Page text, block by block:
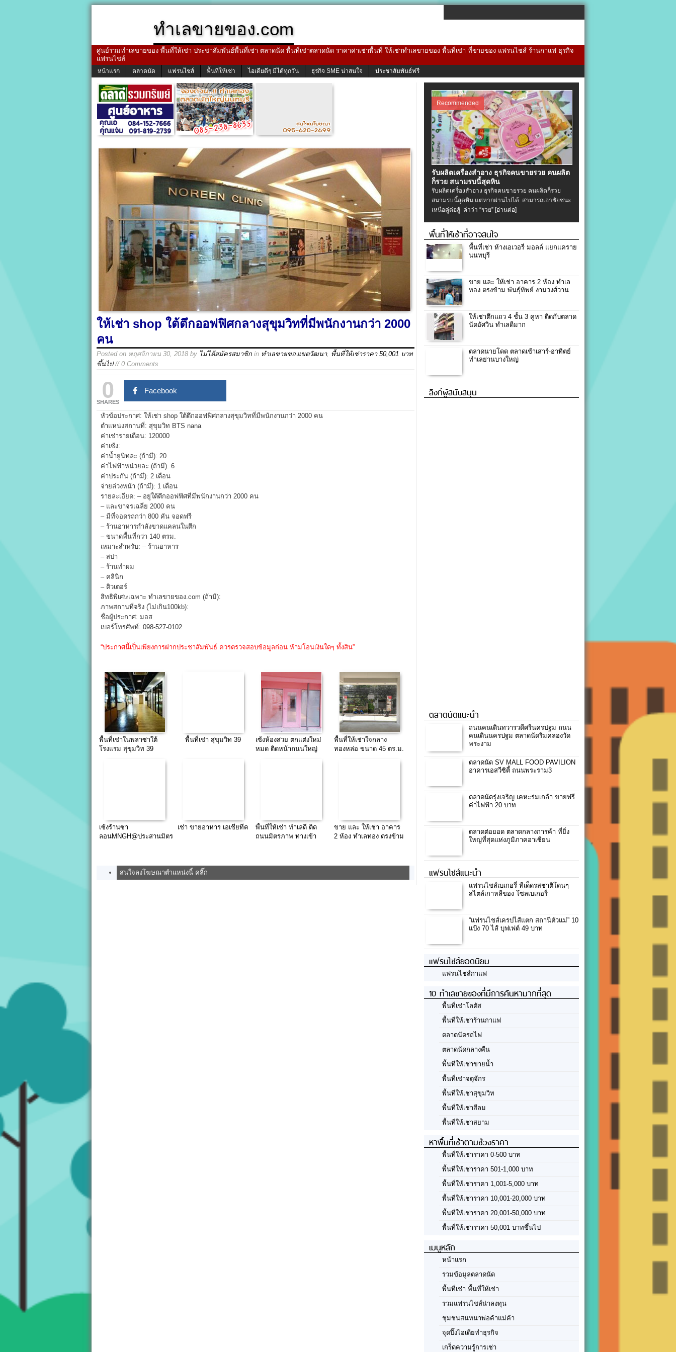
ทำเลขายของ.com
ศูนย์รวมทำเลขายของ พื้นที่ให้เช่า ประชาสัมพันธ์พื้นที่เช่า ตลาดนัด พื้นที่เช่าตลาดนัด ราคาค่าเช่าพื้นที่ ให้เช่าทำเลขายของ พื้นที่เช่า ที่ขายของ แฟรนไชส์ ร้านกาแฟ ธุรกิจ
แฟรนไชส์
หน้าแรก ตลาดนัด แฟรนไชส์ พื้นที่ให้เช่า ไอเดียดีๆ มีได้ทุกวัน ธุรกิจ SME น่าสนใจ ประชาสัมพันธ์ฟรี
ให้เช่า shop ใต้ตึกออฟฟิศกลางสุขุมวิทที่มีพนักงานกว่า 2000
คน
Posted on พฤศจิกายน 30, 2018 by ไม่ได้สมัครสมาชิก in ทำเลขายของเขตวัฒนา, พื้นที่ให้เช่าราคา 50,001 บาท
ขึ้นไป// 0 Comments
0
SHARES
Facebook
หัวข้อประกาศ: ให้เช่า shop ใต้ตึกออฟฟิศกลางสุขุมวิทที่มีพนักงานกว่า 2000 คน
ตำแหน่งสถานที่: สุขุมวิท BTS nana
ค่าเช่ารายเดือน: 120000
ค่าเซ้ง:
ค่าน้ำยูนิทละ (ถ้ามี): 20
ค่าไฟฟ้าหน่วยละ (ถ้ามี): 6
ค่าประกัน (ถ้ามี): 2 เดือน
จ่ายล่วงหน้า (ถ้ามี): 1 เดือน
รายละเอียด: – อยู่ใต้ตึกออฟฟิศที่มีพนักงานกว่า 2000 คน
– และขาจรเฉลี่ย 2000 คน
– มีที่จอดรถกว่า 800 คัน จอดฟรี
– ร้านอาหารกำลังขาดแคลนในตึก
– ขนาดพื้นที่กว่า 140 ตรม.
เหมาะสำหรับ: – ร้านอาหาร
– สปา
– ร้านทำผม
– คลินิก
– ติวเตอร์
สิทธิพิเศษเฉพาะ ทำเลขายของ.com (ถ้ามี):
ภาพสถานที่จริง (ไม่เกิน100kb):
ชื่อผู้ประกาศ: มอส
เบอร์โทรศัพท์: 098-527-0102
“ประกาศนี้เป็นเพียงการฝากประชาสัมพันธ์ ควรตรวจสอบข้อมูลก่อน ห้ามโอนเงินใดๆ ทั้งสิน”
พื้นที่เช่าในพลาซ่าใต้
โรงแรม สุขุมวิท 39
พื้นที่เช่า สุขุมวิท 39
เซ้งห้องสวย ตกแต่งใหม่
หมด ติดหน้าถนนใหญ่
พื้นที่ให้เช่าใจกลาง
ทองหล่อ ขนาด 45 ตร.ม.
เซ้งร้านซา
ลอนMNGH@ประสานมิตร
เช่า ขายอาหาร เอเชียทีค
พื้นที่ให้เช่า ทำเลดี ติด
ถนนมิตรภาพ ทางเข้า
ขาย และ ให้เช่า อาคาร
2 ห้อง ทำเลทอง ตรงข้าม
สนใจลงโฆษณาตำแหน่งนี้ คลิ๊ก
Recommended
รับผลิตเครื่องสําอาง ธุรกิจคนขายรวย คนผลิต
ก็รวย สนามรบนี้สุดหิน
รับผลิตเครื่องสําอาง ธุรกิจคนขายรวย คนผลิตก็รวย
สนามรบนี้สุดหิน แต่หากผ่านไปได้ สามารถเอาชัยชนะ
เหนือคู่ต่อสู้ คำว่า “รวย” [อ่านต่อ]
พื้นที่ให้เช่าที่อาจสนใจ
พื้นที่เช่า ห้างเอเวอรี่ มอลล์ แยกแคราย
นนทบุรี
ขาย และ ให้เช่า อาคาร 2 ห้อง ทำเล
ทอง ตรงข้าม พันธุ์ทิพย์ งามวงศ์วาน
ให้เช่าตึกแถว 4 ชั้น 3 คูหา ติดกับตลาด
นัดอัศวิน ทำเลดีมาก
ตลาดนายโดด ตลาดเช้าเสาร์-อาทิตย์
ทำเลย่านบางใหญ่
ลิงก์ผู้สนับสนุน
ตลาดนัดแนะนำ
ถนนคนเดินทวารวดีศรีนครปฐม ถนน
คนเดินนครปฐม ตลาดนัดริมคลองวัด
พระงาม
ตลาดนัด SV MALL FOOD PAVILION
อาคารเอสวีซิตี้ ถนนพระราม3
ตลาดนัดรุ่งเจริญ เคหะร่มเกล้า ขายฟรี
ค่าไฟฟ้า 20 บาท
ตลาดต่อยอด ตลาดกลางการค้า ที่ยิ่ง
ใหญ่ที่สุดแห่งภูมิภาคอาเซียน
แฟรนไชส์แนะนำ
แฟรนไชส์เบเกอรี่ ทีเด็ดรสชาติโดนๆ
สไตล์เกาหลีของ โซลเบเกอรี่
“แฟรนไชส์เครปไส้แตก สถานีตัวแม่” 10
แป้ง 70 ไส้ บุฟเฟต์ 49 บาท
แฟรนไชส์ยอดนิยม
แฟรนไชส์กาแฟ
10 ทำเลขายของที่มีการค้นหามากที่สุด
พื้นที่เช่าโลตัส
พื้นที่ให้เช่าร้านกาแฟ
ตลาดนัดรถไฟ
ตลาดนัดกลางคืน
พื้นที่ให้เช่าขายน้ำ
พื้นที่เช่าจตุจักร
พื้นที่ให้เช่าสุขุมวิท
พื้นที่ให้เช่าสีลม
พื้นที่ให้เช่าสยาม
หาพื้นที่เช่าตามช่วงราคา
พื้นที่ให้เช่าราคา 0-500 บาท
พื้นที่ให้เช่าราคา 501-1,000 บาท
พื้นที่ให้เช่าราคา 1,001-5,000 บาท
พื้นที่ให้เช่าราคา 10,001-20,000 บาท
พื้นที่ให้เช่าราคา 20,001-50,000 บาท
พื้นที่ให้เช่าราคา 50,001 บาทขึ้นไป
เมนูหลัก
หน้าแรก
รวมข้อมูลตลาดนัด
พื้นที่เช่า พื้นที่ให้เช่า
รวมแฟรนไชส์น่าลงทุน
ชุมชนสนทนาพ่อค้าแม่ค้า
จุดปิ๊งไอเดียทำธุรกิจ
เกร็ดความรู้การเช่า